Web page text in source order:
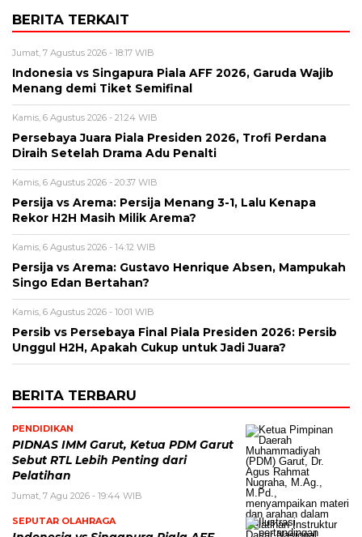
BERITA TERKAIT
Jumat, 7 Agustus 2026 - 18:17 WIB
Indonesia vs Singapura Piala AFF 2026, Garuda Wajib
Menang demi Tiket Semifinal
Kamis, 6 Agustus 2026 - 21:24 WIB
Persebaya Juara Piala Presiden 2026, Trofi Perdana
Diraih Setelah Drama Adu Penalti
Kamis, 6 Agustus 2026 - 20:37 WIB
Persija vs Arema: Persija Menang 3-1, Lalu Kenapa
Rekor H2H Masih Milik Arema?
Kamis, 6 Agustus 2026 - 14:12 WIB
Persija vs Arema: Gustavo Henrique Absen, Mampukah
Singo Edan Bertahan?
Kamis, 6 Agustus 2026 - 10:01 WIB
Persib vs Persebaya Final Piala Presiden 2026: Persib
Unggul H2H, Apakah Cukup untuk Jadi Juara?
BERITA TERBARU
PENDIDIKAN
PIDNAS IMM Garut, Ketua PDM Garut
Sebut RTL Lebih Penting dari
Pelatihan
Jumat, 7 Agu 2026 - 19:44 WIB
SEPUTAR OLAHRAGA